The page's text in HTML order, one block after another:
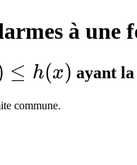
à une
≤ h(x) ayant
commune.